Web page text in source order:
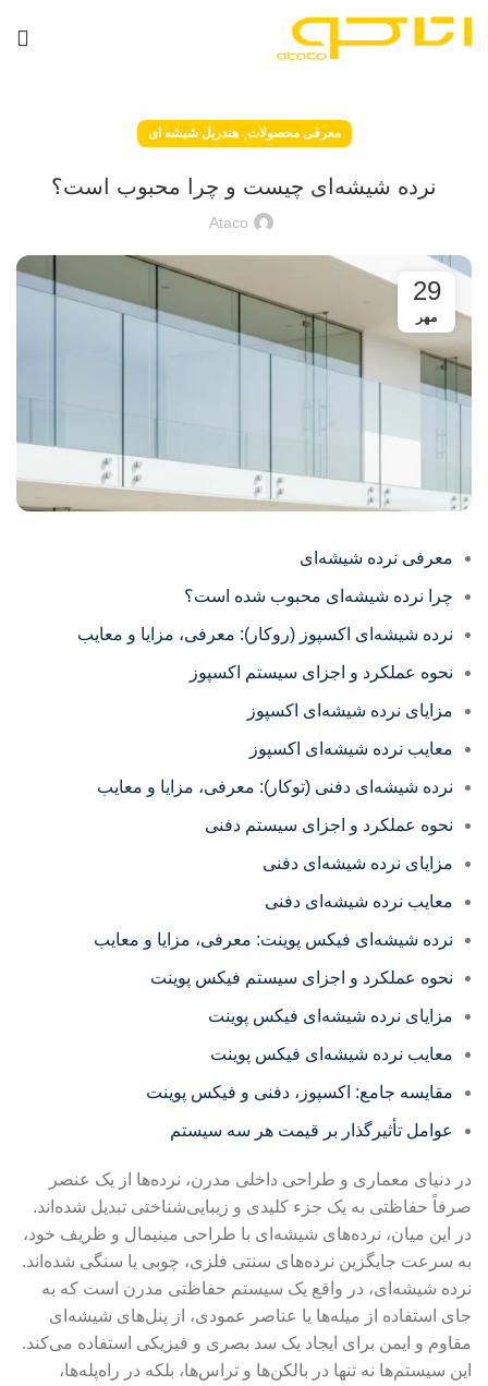
معرفی محصولات,هندریل شیشه ای
نرده شیشه‌ای چیست و چرا محبوب است؟
Ataco
29
مهر
معرفی نرده شیشه‌ای
چرا نرده شیشه‌ای محبوب شده است؟
نرده شیشه‌ای اکسپوز (روکار): معرفی، مزایا و معایب
نحوه عملکرد و اجزای سیستم اکسپوز
مزایای نرده شیشه‌ای اکسپوز
معایب نرده شیشه‌ای اکسپوز
نرده شیشه‌ای دفنی (توکار): معرفی، مزایا و معایب
نحوه عملکرد و اجزای سیستم دفنی
مزایای نرده شیشه‌ای دفنی
معایب نرده شیشه‌ای دفنی
نرده شیشه‌ای فیکس پوینت: معرفی، مزایا و معایب
نحوه عملکرد و اجزای سیستم فیکس پوینت
مزایای نرده شیشه‌ای فیکس پوینت
معایب نرده شیشه‌ای فیکس پوینت
مقایسه جامع: اکسپوز، دفنی و فیکس پوینت
عوامل تأثیرگذار بر قیمت هر سه سیستم
در دنیای معماری و طراحی داخلی مدرن، نرده‌ها از یک عنصر
صرفاً حفاظتی به یک جزء کلیدی و زیبایی‌شناختی تبدیل شده‌اند.
در این میان، نرده‌های شیشه‌ای با طراحی مینیمال و ظریف خود،
به سرعت جایگزین نرده‌های سنتی فلزی، چوبی یا سنگی شده‌اند.
نرده شیشه‌ای، در واقع یک سیستم حفاظتی مدرن است که به
جای استفاده از میله‌ها یا عناصر عمودی، از پنل‌های شیشه‌ای
مقاوم و ایمن برای ایجاد یک سد بصری و فیزیکی استفاده می‌کند.
این سیستم‌ها نه تنها در بالکن‌ها و تراس‌ها، بلکه در راه‌پله‌ها،